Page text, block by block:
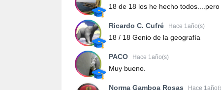
18 de 18 los he hecho
Ricardo C. Cufré Hace 1año(s)
18 / 18 Genio de la geografía
PACO Hace 1año(s)
Muy bueno.
Norma Gamboa Rosas Hace